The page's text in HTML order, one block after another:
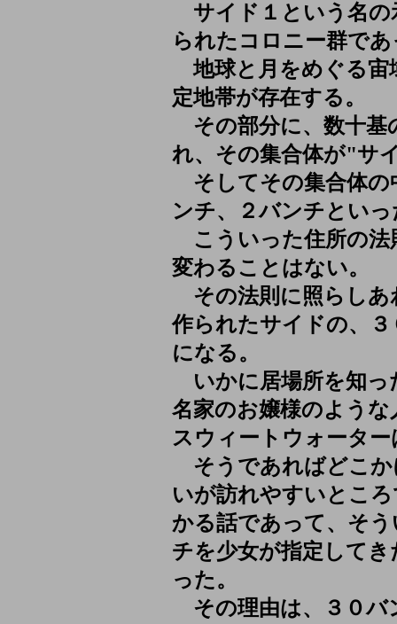
サイド１という名の
られたコロニー群で
地球と月をめぐる宙
定地帯が存在する。
その部分に、数十基
れ、その集合体が"サ
そしてその集合体の
ンチ、２バンチとい
こういった住所の法
変わることはない。
その法則に照らしあ
作られたサイドの、
になる。
いかに居場所を知っ
名家のお嬢様のよう
スウィートウォータ
そうであればどこか
いが訪れやすいとこ
かる話であって、そ
チを少女が指定して
った。
その理由は、３０バ